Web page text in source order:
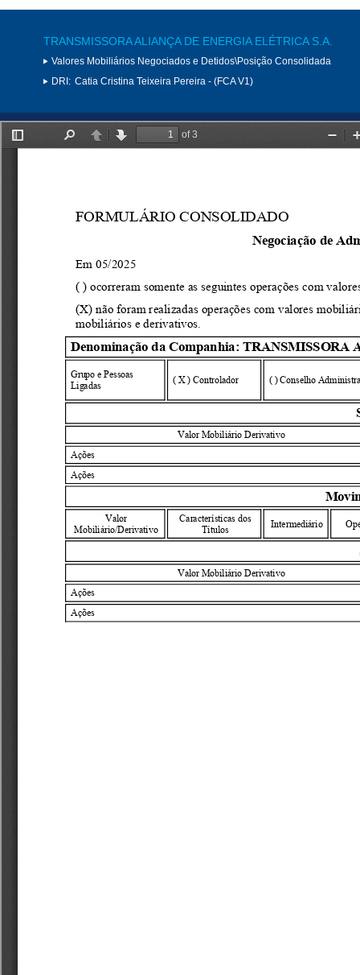
TRANSMISSORA ALIANÇA DE ENERGIA ELÉTRICA S.A.
Valores Mobiliários Negociados e Detidos\Posição Consolidada
DRI: Catia Cristina Teixeira Pereira - (FCA V1)